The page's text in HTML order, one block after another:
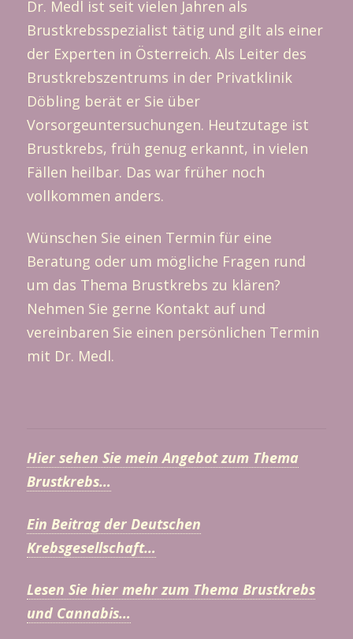
Dr. Medl ist seit vielen Jahren als
Brustkrebsspezialist tätig und gilt als einer
der Experten in Österreich. Als Leiter des
Brustkrebszentrums in der Privatklinik
Döbling berät er Sie über
Vorsorgeuntersuchungen. Heutzutage ist
Brustkrebs, früh genug erkannt, in vielen
Fällen heilbar. Das war früher noch
vollkommen anders.
Wünschen Sie einen Termin für eine
Beratung oder um mögliche Fragen rund
um das Thema Brustkrebs zu klären?
Nehmen Sie gerne Kontakt auf und
vereinbaren Sie einen persönlichen Termin
mit Dr. Medl.
Hier sehen Sie mein Angebot zum Thema
Brustkrebs…
Ein Beitrag der Deutschen
Krebsgesellschaft…
Lesen Sie hier mehr zum Thema Brustkrebs
und Cannabis…